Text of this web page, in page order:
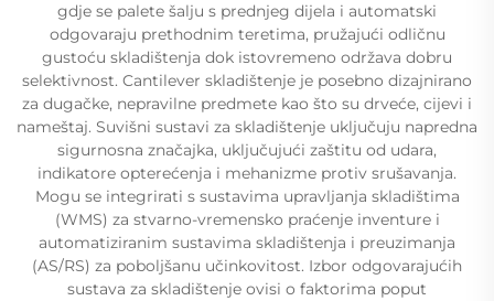
gdje se palete šalju s prednjeg dijela i automatski
odgovaraju prethodnim teretima, pružajući odličnu
gustoću skladištenja dok istovremeno održava dobru
selektivnost. Cantilever skladištenje je posebno dizajnirano
za dugačke, nepravilne predmete kao što su drveće, cijevi i
nameštaj. Suvišni sustavi za skladištenje uključuju napredna
sigurnosna značajka, uključujući zaštitu od udara,
indikatore opterećenja i mehanizme protiv srušavanja.
Mogu se integrirati s sustavima upravljanja skladištima
(WMS) za stvarno-vremensko praćenje inventure i
automatiziranim sustavima skladištenja i preuzimanja
(AS/RS) za poboljšanu učinkovitost. Izbor odgovarajućih
sustava za skladištenje ovisi o faktorima poput